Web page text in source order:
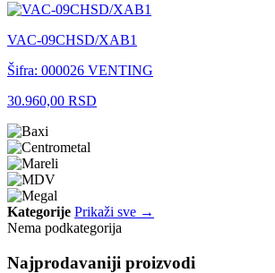
VAC-09CHSD/XAB1
Šifra: 000026 VENTING
30.960,00 RSD
Kategorije Prikaži sve →
Nema podkategorija
Najprodavaniji proizvodi